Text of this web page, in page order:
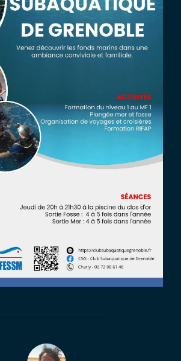
DE LA PUBLICATION